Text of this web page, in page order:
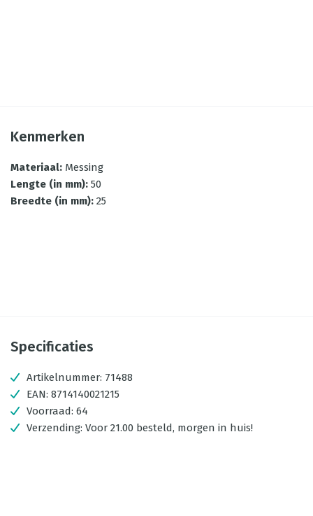
Kenmerken
Materiaal: Messing
Lengte (in mm): 50
Breedte (in mm): 25
Specificaties
Artikelnummer: 71488
EAN: 8714140021215
Voorraad: 64
Verzending: Voor 21.00 besteld, morgen in huis!